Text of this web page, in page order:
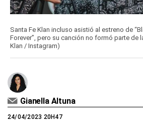
Santa Fe Klan incluso asistió al estreno de
Forever”, pero su canción no formó parte de
Klan / Instagram)
Gianella Altuna
24/04/2023 20H47